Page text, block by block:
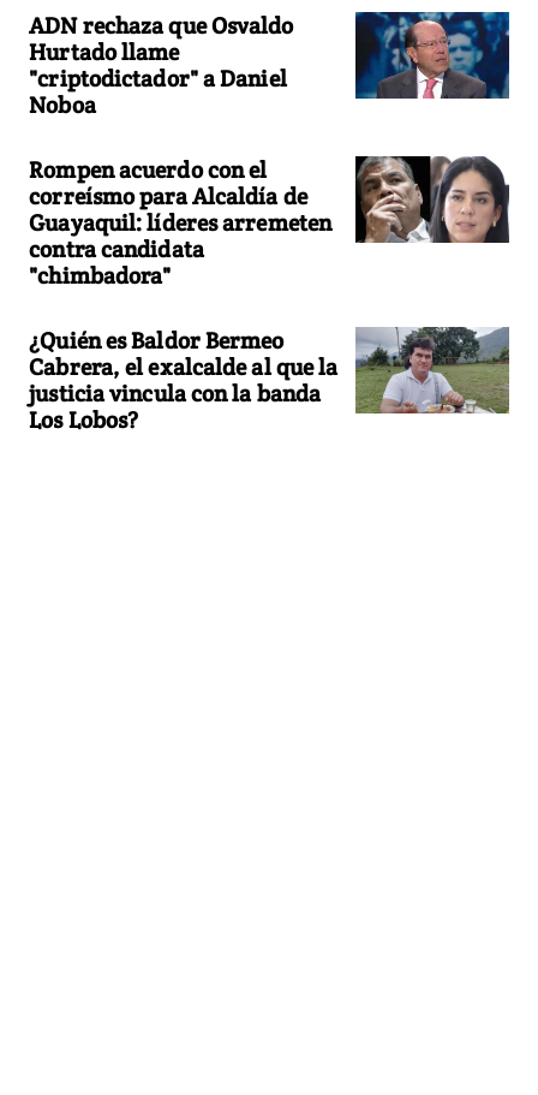
ADN rechaza que Osvaldo
Hurtado llame
"criptodictador" a Daniel
Noboa
Rompen acuerdo con el
correísmo para Alcaldía de
Guayaquil: líderes arremeten
contra candidata
"chimbadora"
¿Quién es Baldor Bermeo
Cabrera, el exalcalde al que la
justicia vincula con la banda
Los Lobos?